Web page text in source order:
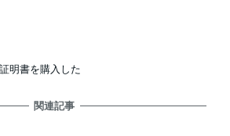
明書を購入した
関連記事